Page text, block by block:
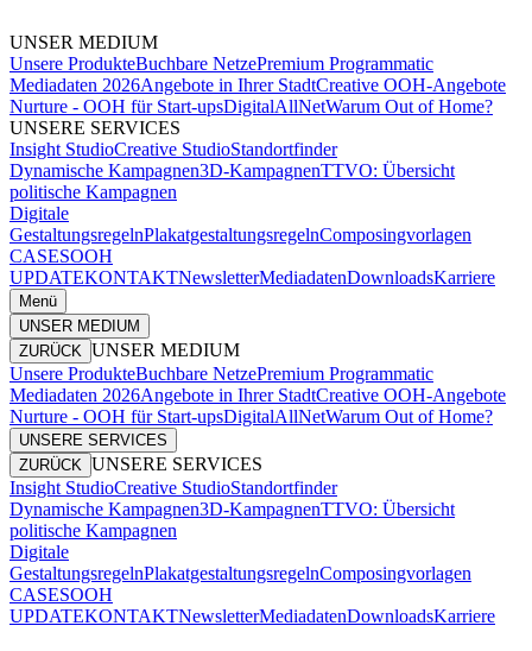
UNSER MEDIUM
Unsere ProdukteBuchbare NetzePremium Programmatic
Mediadaten 2026Angebote in Ihrer StadtCreative OOH-Angebote
Nurture - OOH für Start-upsDigitalAllNetWarum Out of Home?
UNSERE SERVICES
Insight StudioCreative StudioStandortfinder
Dynamische Kampagnen3D-KampagnenTTVO: Übersicht
politische Kampagnen
Digitale
GestaltungsregelnPlakatgestaltungsregelnComposingvorlagen
CASESOOH
UPDATEKONTAKTNewsletterMediadatenDownloadsKarriere
Menü
UNSER MEDIUM
ZURÜCK UNSER MEDIUM
Unsere ProdukteBuchbare NetzePremium Programmatic
Mediadaten 2026Angebote in Ihrer StadtCreative OOH-Angebote
Nurture - OOH für Start-upsDigitalAllNetWarum Out of Home?
UNSERE SERVICES
ZURÜCK UNSERE SERVICES
Insight StudioCreative StudioStandortfinder
Dynamische Kampagnen3D-KampagnenTTVO: Übersicht
politische Kampagnen
Digitale
GestaltungsregelnPlakatgestaltungsregelnComposingvorlagen
CASESOOH
UPDATEKONTAKTNewsletterMediadatenDownloadsKarriere